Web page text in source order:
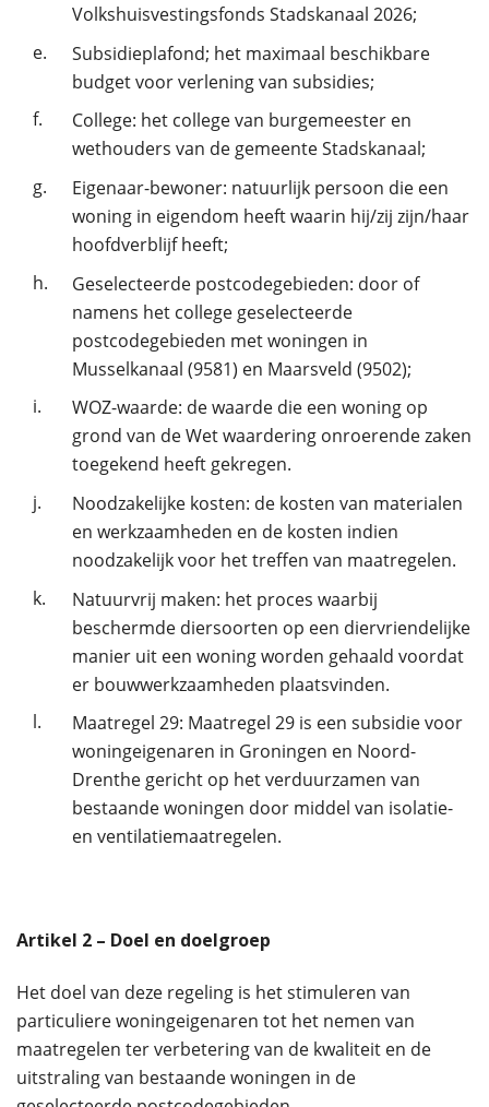
Volkshuisvestingsfonds Stadskanaal 2026;
e.
Subsidieplafond; het maximaal beschikbare
budget voor verlening van subsidies;
f.
College: het college van burgemeester en
wethouders van de gemeente Stadskanaal;
g.
Eigenaar-bewoner: natuurlijk persoon die een
woning in eigendom heeft waarin hij/zij zijn/haar
hoofdverblijf heeft;
h.
Geselecteerde postcodegebieden: door of
namens het college geselecteerde
postcodegebieden met woningen in
Musselkanaal (9581) en Maarsveld (9502);
i.
WOZ-waarde: de waarde die een woning op
grond van de Wet waardering onroerende zaken
toegekend heeft gekregen.
j.
Noodzakelijke kosten: de kosten van materialen
en werkzaamheden en de kosten indien
noodzakelijk voor het treffen van maatregelen.
k.
Natuurvrij maken: het proces waarbij
beschermde diersoorten op een diervriendelijke
manier uit een woning worden gehaald voordat
er bouwwerkzaamheden plaatsvinden.
l.
Maatregel 29: Maatregel 29 is een subsidie voor
woningeigenaren in Groningen en Noord-
Drenthe gericht op het verduurzamen van
bestaande woningen door middel van isolatie-
en ventilatiemaatregelen.
Artikel 2 – Doel en doelgroep
Het doel van deze regeling is het stimuleren van
particuliere woningeigenaren tot het nemen van
maatregelen ter verbetering van de kwaliteit en de
uitstraling van bestaande woningen in de